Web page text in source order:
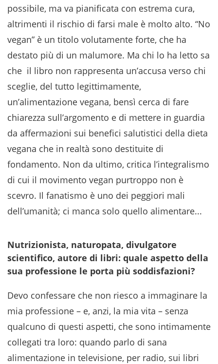
possibile, ma va pianificata con estrema cura,
altrimenti il rischio di farsi male è molto alto. “No
vegan” è un titolo volutamente forte, che ha
destato più di un malumore. Ma chi lo ha letto sa
che il libro non rappresenta un’accusa verso chi
sceglie, del tutto legittimamente,
un’alimentazione vegana, bensì cerca di fare
chiarezza sull’argomento e di mettere in guardia
da affermazioni sui benefici salutistici della dieta
vegana che in realtà sono destituite di
fondamento. Non da ultimo, critica l’integralismo
di cui il movimento vegan purtroppo non è
scevro. Il fanatismo è uno dei peggiori mali
dell’umanità; ci manca solo quello alimentare...
Nutrizionista, naturopata, divulgatore
scientifico, autore di libri: quale aspetto della
sua professione le porta più soddisfazioni?
Devo confessare che non riesco a immaginare la
mia professione – e, anzi, la mia vita – senza
qualcuno di questi aspetti, che sono intimamente
collegati tra loro: quando parlo di sana
alimentazione in televisione, per radio, sui libri